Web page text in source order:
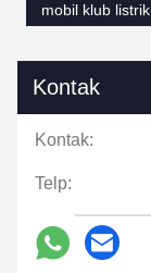
mobil klub listrik
Kontak
Kontak:
Telp: